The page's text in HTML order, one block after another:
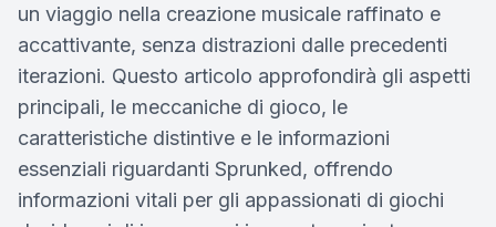
un viaggio nella creazione musicale raffinato e
accattivante, senza distrazioni dalle precedenti
iterazioni. Questo articolo approfondirà gli aspetti
principali, le meccaniche di gioco, le
caratteristiche distintive e le informazioni
essenziali riguardanti Sprunked, offrendo
informazioni vitali per gli appassionati di giochi